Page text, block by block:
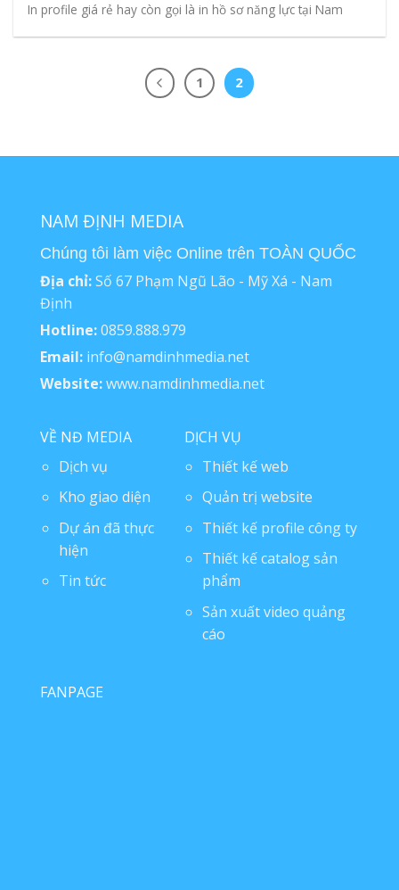
In profile giá rẻ hay còn gọi là in hồ sơ năng lực tại Nam
1 2
NAM ĐỊNH MEDIA
Chúng tôi làm việc Online trên TOÀN QUỐC
Địa chỉ:Số 67 Phạm Ngũ Lão - Mỹ Xá - Nam
Định
Hotline:0859.888.979
Email: info@namdinhmedia.net
Website:www.namdinhmedia.net
VỀ NĐ MEDIA
Dịch vụ
Kho giao diện
Dự án đã thực
hiện
Tin tức
DỊCH VỤ
Thiết kế web
Quản trị website
Thiết kế profile công ty
Thiết kế catalog sản
phẩm
Sản xuất video quảng
cáo
FANPAGE